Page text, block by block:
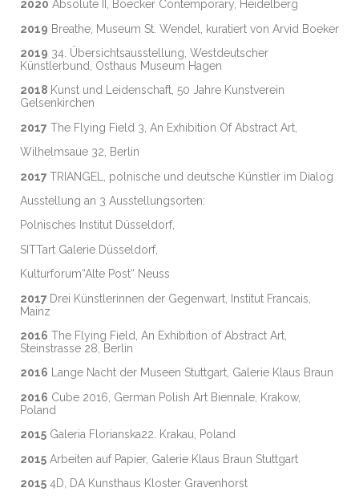
2020 Absolute II, Boecker Contemporary, Heidelberg
2019 Breathe, Museum St. Wendel, kuratiert von Arvid Boeker
2019 34. Übersichtsausstellung, Westdeutscher
Künstlerbund, Osthaus Museum Hagen
2018 Kunst und Leidenschaft, 50 Jahre Kunstverein
Gelsenkirchen
2017 The Flying Field 3, An Exhibition Of Abstract Art,
Wilhelmsaue 32, Berlin
2017TRIANGEL, polnische und deutsche Künstler im Dialog
Ausstellung an 3 Ausstellungsorten:
Polnisches Institut Düsseldorf,
SITTart Galerie Düsseldorf,
Kulturforum“Alte Post“ Neuss
2017 Drei Künstlerinnen der Gegenwart, Institut Francais,
Mainz
2016 The Flying Field, An Exhibition of Abstract Art,
Steinstrasse 28, Berlin
2016 Lange Nacht der Museen Stuttgart, Galerie Klaus Braun
2016 Cube 2016, German Polish Art Biennale, Krakow,
Poland
2015 Galeria Florianska22. Krakau, Poland
2015 Arbeiten auf Papier, Galerie Klaus Braun Stuttgart
2015 4D, DA Kunsthaus Kloster Gravenhorst